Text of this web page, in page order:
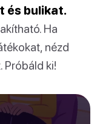
és bulikat.
Ha
nézd
Próbáld ki!